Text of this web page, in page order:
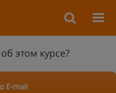
этом курсе?
E-mail